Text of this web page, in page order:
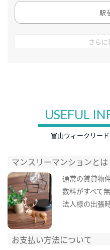
駅
さらに
USEFUL
富山ウィークリー
マンスリーマンションとは
通常の賃貸物
数料がすべて
法人様の出張
お支払い方法について